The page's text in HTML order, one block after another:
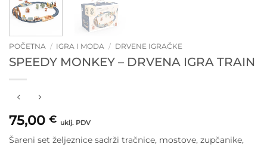
POČETNA / IGRA I MODA / DRVENE IGRAČKE
SPEEDY MONKEY – DRVENA IGRA TRAIN
75,00 € uklj. PDV
Šareni set željeznice sadrži tračnice, mostove, zupčanike,